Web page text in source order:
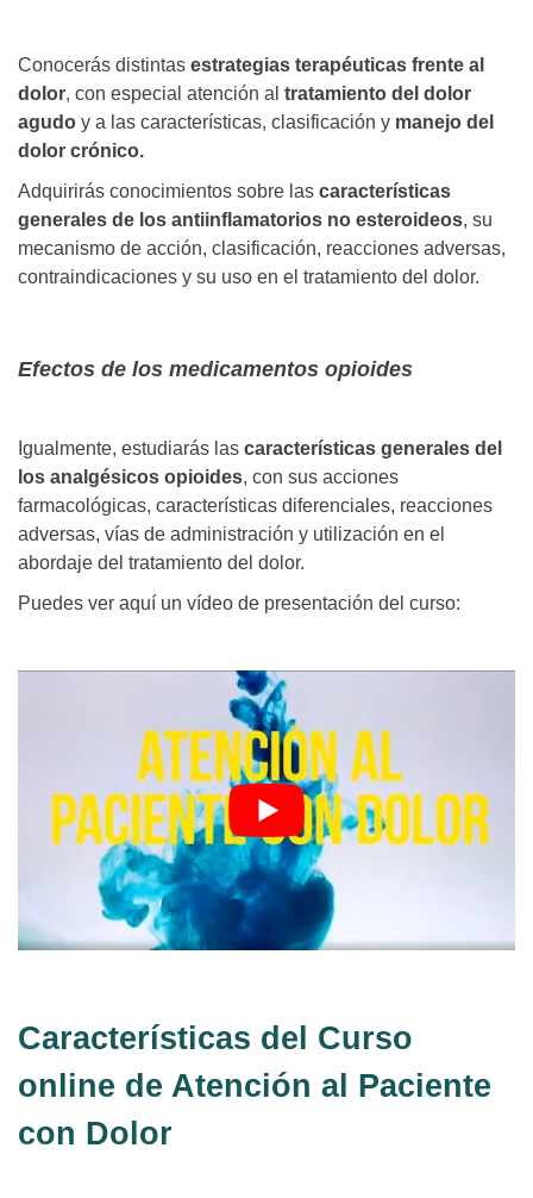
Conocerás distintas estrategias terapéuticas frente al
dolor, con especial atención al tratamiento del dolor
agudo y a las características, clasificación y manejo del
dolor crónico.
Adquirirás conocimientos sobre las características
generales de los antiinflamatorios no esteroideos, su
mecanismo de acción, clasificación, reacciones adversas,
contraindicaciones y su uso en el tratamiento del dolor.
Efectos de los medicamentos opioides
Igualmente, estudiarás las características generales del
los analgésicos opioides, con sus acciones
farmacológicas, características diferenciales, reacciones
adversas, vías de administración y utilización en el
abordaje del tratamiento del dolor.
Puedes ver aquí un vídeo de presentación del curso:
Características del Curso
online de Atención al Paciente
con Dolor